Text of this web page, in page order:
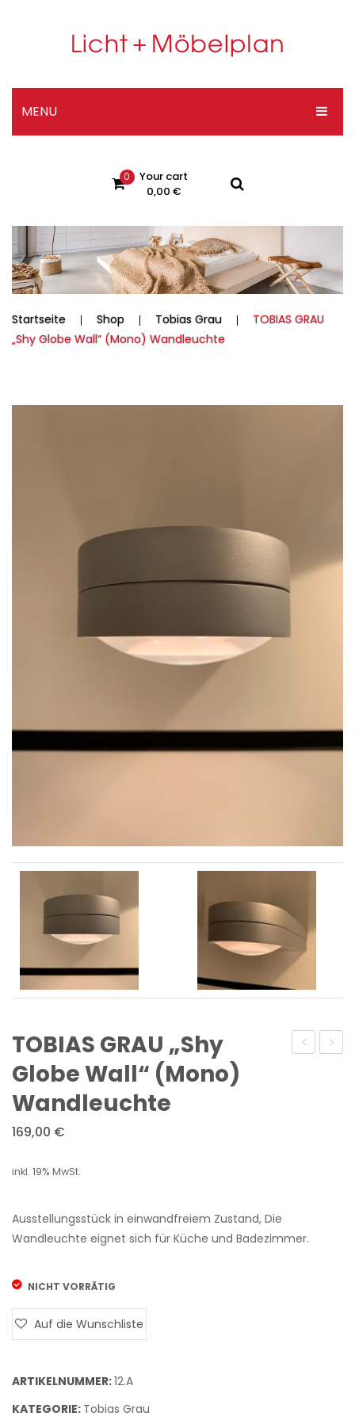
MENU
DESIGNER-SHOP
KONTAKT
Impressum
Datenschutzerklärung
0
Your cart
0,00 €
No products in the cart.
Startseite Shop Tobias Grau
TOBIAS GRAU
„Shy Globe Wall“ (Mono) Wandleuchte
TOBIAS GRAU „Shy
Globe Wall“ (Mono)
Wandleuchte
169,00 €
inkl. 19% MwSt.
Ausstellungsstück in einwandfreiem Zustand, Die
Wandleuchte eignet sich für Küche und Badezimmer.
NICHT VORRÄTIG
Auf die Wunschliste
ARTIKELNUMMER:12.A
KATEGORIE: Tobias Grau